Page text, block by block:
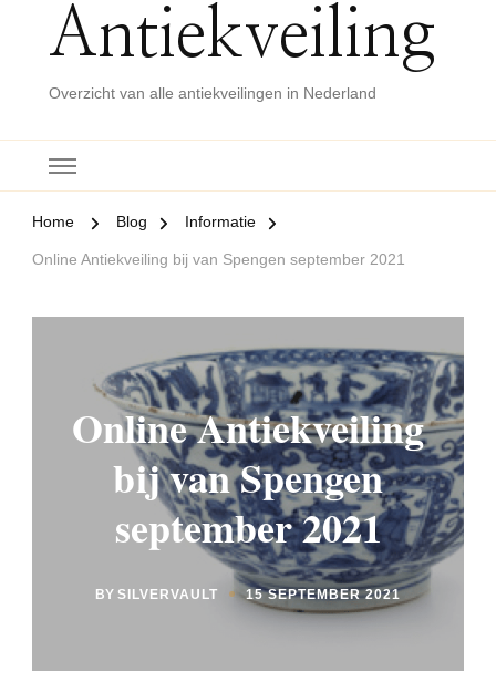
Antiekveiling
Overzicht van alle antiekveilingen in Nederland
Home Blog Informatie
Online Antiekveiling bij van Spengen september 2021
Online Antiekveiling
bij van Spengen
september 2021
BY SILVERVAULT 15 SEPTEMBER 2021